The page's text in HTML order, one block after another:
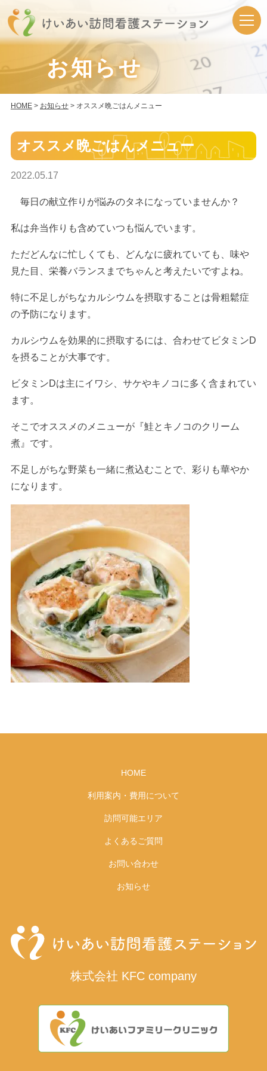
お知らせ
HOME> お知らせ> オススメ晩ごはんメニュー
オススメ晩ごはんメニュー
2022.05.17
毎日の献立作りが悩みのタネになっていませんか？
私は弁当作りも含めていつも悩んでいます。
ただどんなに忙しくても、どんなに疲れていても、味や
見た目、栄養バランスまでちゃんと考えたいですよね。
特に不足しがちなカルシウムを摂取することは骨粗鬆症
の予防になります。
カルシウムを効果的に摂取するには、合わせてビタミンD
を摂ることが大事です。
ビタミンDは主にイワシ、サケやキノコに多く含まれてい
ます。
そこでオススメのメニューが『鮭とキノコのクリーム
煮』です。
不足しがちな野菜も一緒に煮込むことで、彩りも華やか
になります。
HOME
利用案内・費用について
訪問可能エリア
よくあるご質問
お問い合わせ
お知らせ
株式会社 KFC company